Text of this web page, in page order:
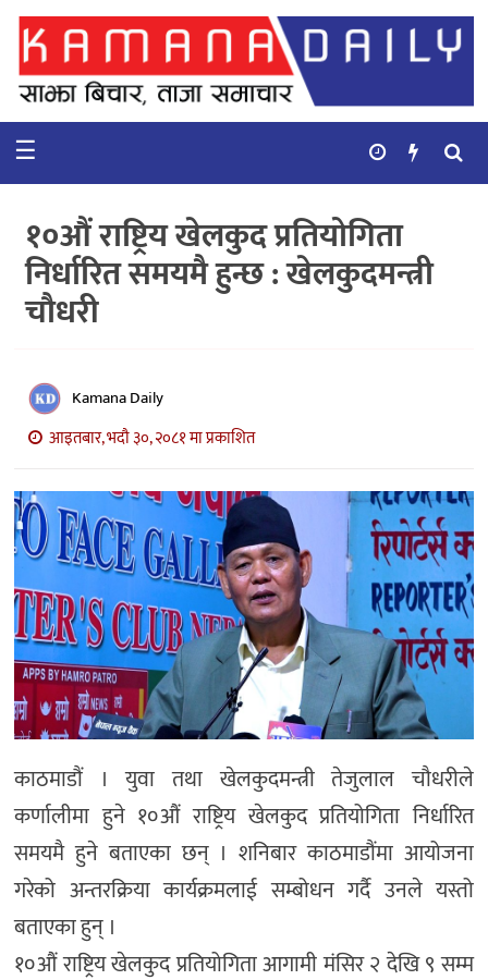
गृहपृष्ठ
समाचार
कुटनिती
कुराकानी
अर्थ
र
भिडियो
सिफारिस
☰
१०औं राष्ट्रिय खेलकुद प्रतियोगिता
निर्धारित समयमै हुन्छ : खेलकुदमन्त्री
चौधरी
Kamana Daily
आइतबार, भदौ ३०, २०८१ मा प्रकाशित
काठमाडौं । युवा तथा खेलकुदमन्त्री तेजुलाल चौधरीले
कर्णालीमा हुने १०औं राष्ट्रिय खेलकुद प्रतियोगिता निर्धारित
समयमै हुने बताएका छन् । शनिबार काठमाडौंमा आयोजना
गरेको अन्तरक्रिया कार्यक्रमलाई सम्बोधन गर्दै उनले यस्तो
बताएका हुन् ।
१०औं राष्ट्रिय खेलकुद प्रतियोगिता आगामी मंसिर २ देखि ९ सम्म